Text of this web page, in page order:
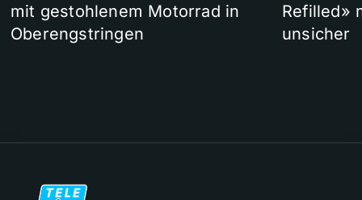
mit gestohlenem Motorrad in
Oberengstringen
Refilled»
unsicher